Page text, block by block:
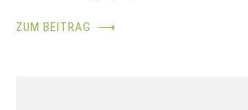
ZUM BEITRAG ⟶